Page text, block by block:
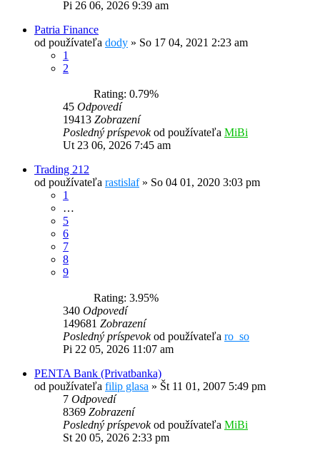
Pi 26 06, 2026 9:39 am
Patria Finance
od používateľa dody » So 17 04, 2021 2:23 am
1
2
Rating: 0.79%
45 Odpovedí
19413 Zobrazení
Posledný príspevokod používateľa MiBi
Ut 23 06, 2026 7:45 am
Trading 212
od používateľa rastislaf» So 04 01, 2020 3:03 pm
1
…
5
6
7
8
9
Rating: 3.95%
340 Odpovedí
149681 Zobrazení
Posledný príspevokod používateľa ro_so
Pi 22 05, 2026 11:07 am
PENTA Bank (Privatbanka)
od používateľa filip glasa » Št 11 01, 2007 5:49 pm
7 Odpovedí
8369 Zobrazení
Posledný príspevokod používateľa MiBi
St 20 05, 2026 2:33 pm